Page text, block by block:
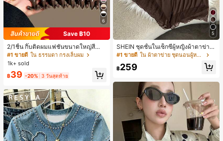
6
Save ฿10
2/1ชิ้น กิ๊บติดผมแฟชั่นขนาดใหญ่สีน้ำ
ตาลชานมสำหรับผู้หญิง เหมาะสำหรับก
ารอาบน้ำ ล้างหน้า และจัดแต่งทรงผม
#1 ขายดี ใน ธรรมดา กรงเล็บผม
1k+ sold
฿39 -20% 3 วันสุดท้าย
5
SHEIN ชุดชั้นในเซ็กซี่ผู้หญิงผ้าตาข่าย
มีโครงคัพบาง
#1 ขายดี ใน ผ้าตาข่าย ชุดนอนผู้หญิง
฿259